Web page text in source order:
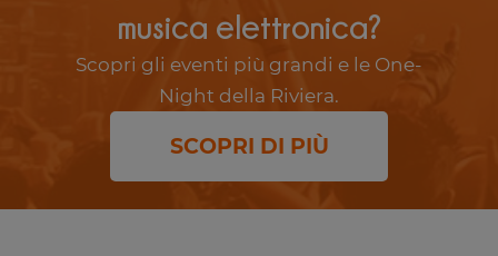
musica elettronica?
Scopri gli eventi più grandi e le One-
Night della Riviera.
SCOPRI DI PIÙ